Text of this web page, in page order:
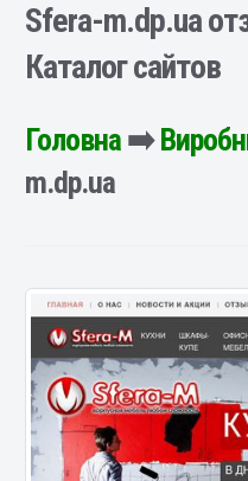
Sfera-m.dp.ua
Каталог сайтов
Головна➡️
m.dp.ua